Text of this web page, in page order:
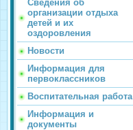
Сведения об
организации отдыха
детей и их
оздоровления
Новости
Информация для
первоклассников
Воспитательная работа
Информация и
документы